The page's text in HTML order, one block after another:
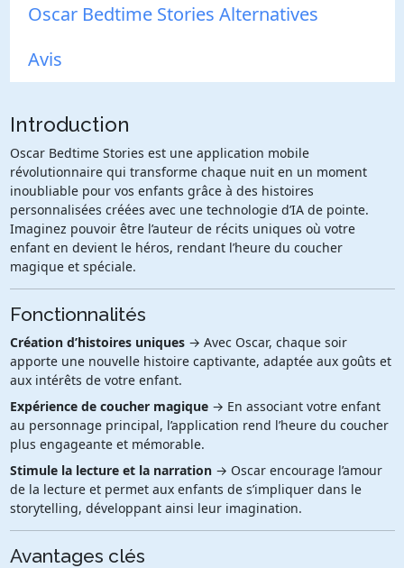
Oscar Bedtime Stories Alternatives
Avis
Introduction
Oscar Bedtime Stories est une application mobile
révolutionnaire qui transforme chaque nuit en un moment
inoubliable pour vos enfants grâce à des histoires
personnalisées créées avec une technologie d’IA de pointe.
Imaginez pouvoir être l’auteur de récits uniques où votre
enfant en devient le héros, rendant l’heure du coucher
magique et spéciale.
Fonctionnalités
Création d’histoires uniques→ Avec Oscar, chaque soir
apporte une nouvelle histoire captivante, adaptée aux goûts et
aux intérêts de votre enfant.
Expérience de coucher magique→ En associant votre enfant
au personnage principal, l’application rend l’heure du coucher
plus engageante et mémorable.
Stimule la lecture et la narration→ Oscar encourage l’amour
de la lecture et permet aux enfants de s’impliquer dans le
storytelling, développant ainsi leur imagination.
Avantages clés